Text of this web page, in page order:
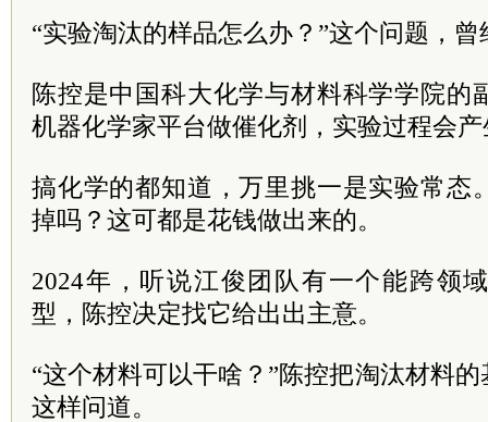
“实验淘汰的样品怎么办？”这个问题，
陈控是中国科大化学与材料科学学院的
机器化学家平台做催化剂，实验过程会
搞化学的都知道，万里挑一是实验常态
掉吗？这可都是花钱做出来的。
2024年，听说江俊团队有一个能跨领
型，陈控决定找它给出出主意。
“这个材料可以干啥？”陈控把淘汰材料
这样问道。